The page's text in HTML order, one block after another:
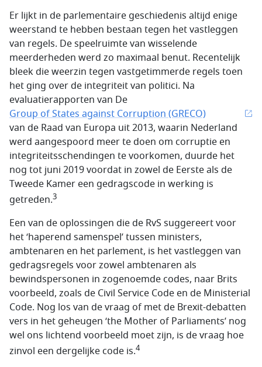
Er lijkt in de parlementaire geschiedenis altijd enige
weerstand te hebben bestaan tegen het vastleggen
van regels. De speelruimte van wisselende
meerderheden werd zo maximaal benut. Recentelijk
bleek die weerzin tegen vastgetimmerde regels toen
het ging over de integriteit van politici. Na
evaluatierapporten van De
Group of States against Corruption (GRECO)
van de Raad van Europa uit 2013, waarin Nederland
werd aangespoord meer te doen om corruptie en
integriteitsschendingen te voorkomen, duurde het
nog tot juni 2019 voordat in zowel de Eerste als de
Tweede Kamer een gedragscode in werking is
getreden.3
Een van de oplossingen die de RvS suggereert voor
het ‘haperend samenspel’ tussen ministers,
ambtenaren en het parlement, is het vastleggen van
gedragsregels voor zowel ambtenaren als
bewindspersonen in zogenoemde codes, naar Brits
voorbeeld, zoals de Civil Service Code en de Ministerial
Code. Nog los van de vraag of met de Brexit-debatten
vers in het geheugen ‘the Mother of Parliaments’ nog
wel ons lichtend voorbeeld moet zijn, is de vraag hoe
zinvol een dergelijke code is.4